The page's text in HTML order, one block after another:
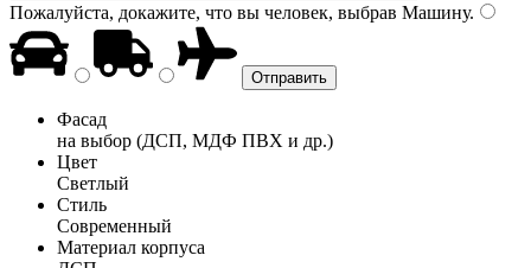
Пожалуйста, докажите, что вы человек, выбрав Машину.
Фасад
на выбор (ДСП, МДФ ПВХ и др.)
Цвет
Светлый
Стиль
Современный
Материал корпуса